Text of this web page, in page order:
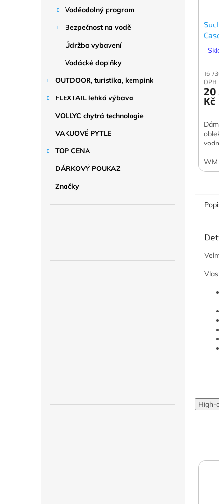
Voděodolný program
Bezpečnost na vodě
Údržba vybavení
Vodácké doplňky
OUTDOOR, turistika, kempink
FLEXTAIL lehká výbava
VOLLYC chytrá technologie
VAKUOVÉ PYTLE
TOP CENA
DÁRKOVÝ POUKAZ
Značky
16
DPH
20
Kč
WM
High-